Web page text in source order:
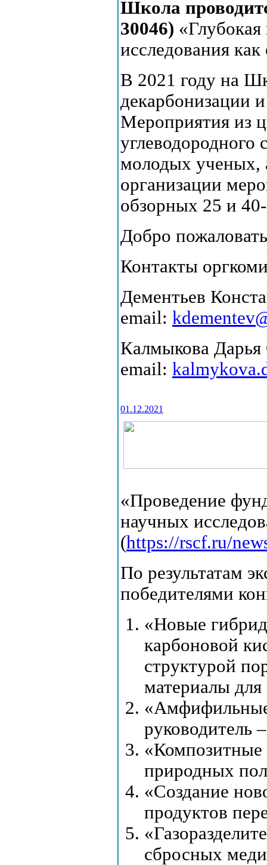
Школа
30046)
исследования
В 2021 году на
декарбонизации
Мероприятия из
углеводородного
молодых ученых,
организации
обзорных 25 и
Добро
Контакты
Дементьев
email:
Калмыкова Дарья
email:
01.12.2021
«Проведение
научных
(https://rscf.ru/
По результатам
победителями
«Новые
карбоновой
структурой
материалы
«Композитные
природных
«Создание
продуктов
сбросных